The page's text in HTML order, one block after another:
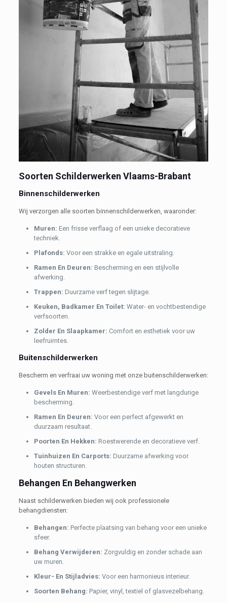
Soorten Schilderwerken Vlaams-Brabant
Binnenschilderwerken
Wij verzorgen alle soorten binnenschilderwerken, waaronder:
Muren: Een frisse verflaag of een unieke decoratieve
techniek.
Plafonds: Voor een strakke en egale uitstraling.
Ramen En Deuren: Bescherming en een stijlvolle
afwerking.
Trappen: Duurzame verf tegen slijtage.
Keuken, Badkamer En Toilet: Water- en vochtbestendige
verfsoorten.
Zolder En Slaapkamer: Comfort en esthetiek voor uw
leefruimtes.
Buitenschilderwerken
Bescherm en verfraai uw woning met onze buitenschilderwerken:
Gevels En Muren: Weerbestendige verf met langdurige
bescherming.
Ramen En Deuren: Voor een perfect afgewerkt en
duurzaam resultaat.
Poorten En Hekken: Roestwerende en decoratieve verf.
Tuinhuizen En Carports: Duurzame afwerking voor
houten structuren.
Behangen En Behangwerken
Naast schilderwerken bieden wij ook professionele
behangdiensten:
Behangen: Perfecte plaatsing van behang voor een unieke
sfeer.
Behang Verwijderen: Zorgvuldig en zonder schade aan
uw muren.
Kleur- En Stijladvies: Voor een harmonieus interieur.
Soorten Behang: Papier, vinyl, textiel of glasvezelbehang.